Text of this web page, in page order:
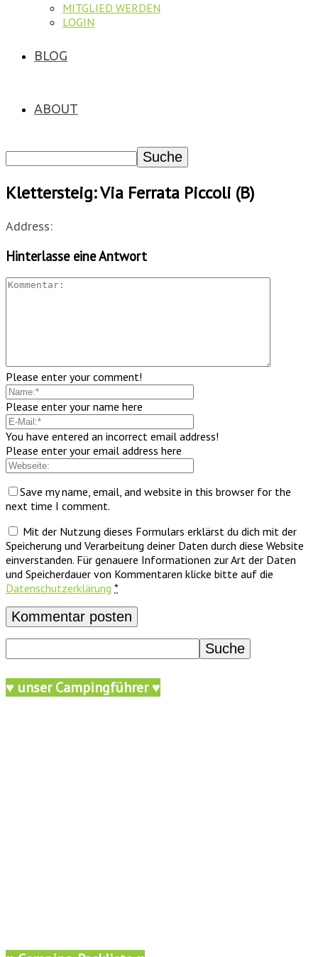
MITGLIED WERDEN
LOGIN
BLOG
ABOUT
Klettersteig: Via Ferrata Piccoli (B)
Address:
Hinterlasse eine Antwort
Please enter your comment!
Please enter your name here
You have entered an incorrect email address!
Please enter your email address here
Save my name, email, and website in this browser for the
next time I comment.
Mit der Nutzung dieses Formulars erklärst du dich mit der
Speicherung und Verarbeitung deiner Daten durch diese Website
einverstanden. Für genauere Informationen zur Art der Daten
und Speicherdauer von Kommentaren klicke bitte auf die
Datenschutzerklärung *
♥ unser Campingführer ♥